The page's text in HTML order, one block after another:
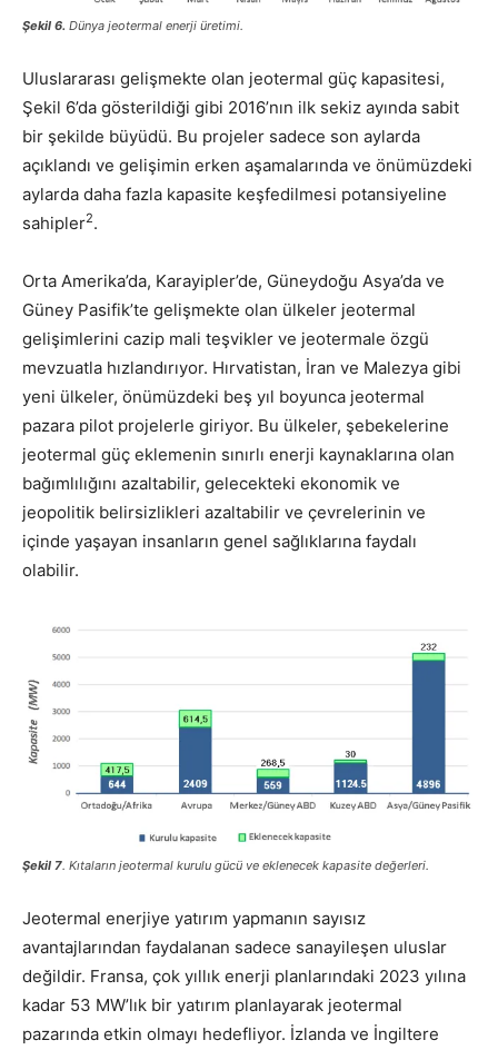
Şekil 6. Dünya jeotermal enerji üretimi.
Uluslararası gelişmekte olan jeotermal güç kapasitesi,
Şekil 6’da gösterildiği gibi 2016’nın ilk sekiz ayında sabit
bir şekilde büyüdü. Bu projeler sadece son aylarda
açıklandı ve gelişimin erken aşamalarında ve önümüzdeki
aylarda daha fazla kapasite keşfedilmesi potansiyeline
sahipler2.
Orta Amerika’da, Karayipler’de, Güneydoğu Asya’da ve
Güney Pasifik’te gelişmekte olan ülkeler jeotermal
gelişimlerini cazip mali teşvikler ve jeotermale özgü
mevzuatla hızlandırıyor. Hırvatistan, İran ve Malezya gibi
yeni ülkeler, önümüzdeki beş yıl boyunca jeotermal
pazara pilot projelerle giriyor. Bu ülkeler, şebekelerine
jeotermal güç eklemenin sınırlı enerji kaynaklarına olan
bağımlılığını azaltabilir, gelecekteki ekonomik ve
jeopolitik belirsizlikleri azaltabilir ve çevrelerinin ve
içinde yaşayan insanların genel sağlıklarına faydalı
olabilir.
Şekil 7. Kıtaların jeotermal kurulu gücü ve eklenecek kapasite değerleri.
Jeotermal enerjiye yatırım yapmanın sayısız
avantajlarından faydalanan sadece sanayileşen uluslar
değildir. Fransa, çok yıllık enerji planlarındaki 2023 yılına
kadar 53 MW’lık bir yatırım planlayarak jeotermal
pazarında etkin olmayı hedefliyor. İzlanda ve İngiltere